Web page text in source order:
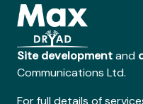
Site developmentand
Communications Ltd.
For full details of